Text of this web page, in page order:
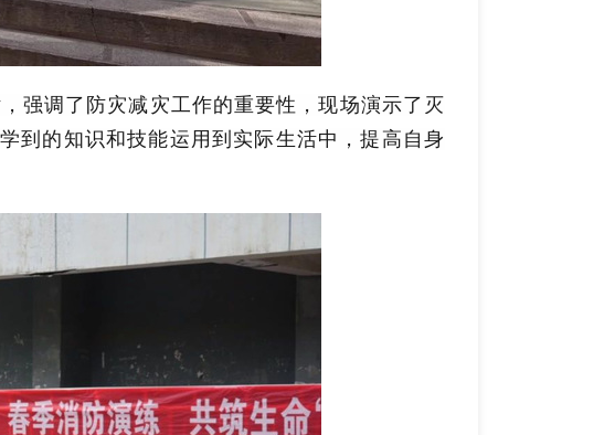
强调了防灾减灾工作的重要性，现场演示了灭
到的知识和技能运用到实际生活中，提高自身